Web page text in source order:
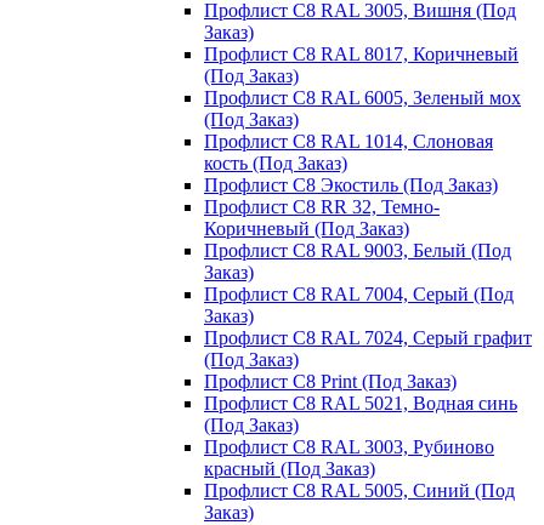
Профлист С8 RAL 3005, Вишня (Под
Заказ)
Профлист С8 RAL 8017, Коричневый
(Под Заказ)
Профлист С8 RAL 6005, Зеленый мох
(Под Заказ)
Профлист С8 RAL 1014, Слоновая
кость (Под Заказ)
Профлист С8 Экостиль (Под Заказ)
Профлист С8 RR 32, Темно-
Коричневый (Под Заказ)
Профлист С8 RAL 9003, Белый (Под
Заказ)
Профлист С8 RAL 7004, Серый (Под
Заказ)
Профлист С8 RAL 7024, Серый графит
(Под Заказ)
Профлист С8 Print (Под Заказ)
Профлист С8 RAL 5021, Водная синь
(Под Заказ)
Профлист С8 RAL 3003, Рубиново
красный (Под Заказ)
Профлист С8 RAL 5005, Синий (Под
Заказ)